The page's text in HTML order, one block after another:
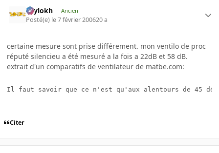
Psylokh Ancien
Posté(e) le 7 février 200620 a
certaine mesure sont prise différement. mon ventilo de proc
réputé silencieu a été mesuré a la fois a 22dB et 58 dB.
extrait d'un comparatifs de ventilateur de matbe.com:
Il faut savoir que ce n'est qu'aux alentours de 45
Citer